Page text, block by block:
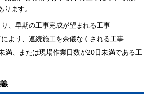
ます。
、早期の工事完成が望まれる工事
より、連続施工を余儀なくされる工事
満、または現場作業日数が20日未満である工